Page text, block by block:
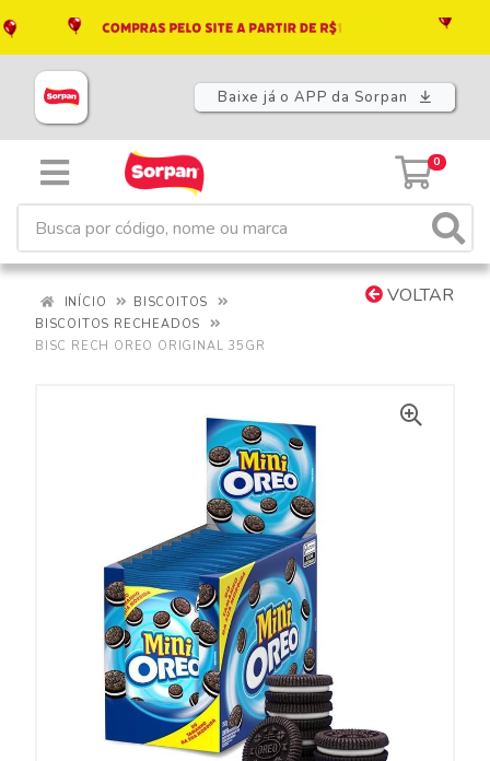
Baixe já o APP da Sorpan
0
VOLTAR
INÍCIO
BISCOITOS
BISCOITOS RECHEADOS
BISC RECH OREO ORIGINAL 35GR